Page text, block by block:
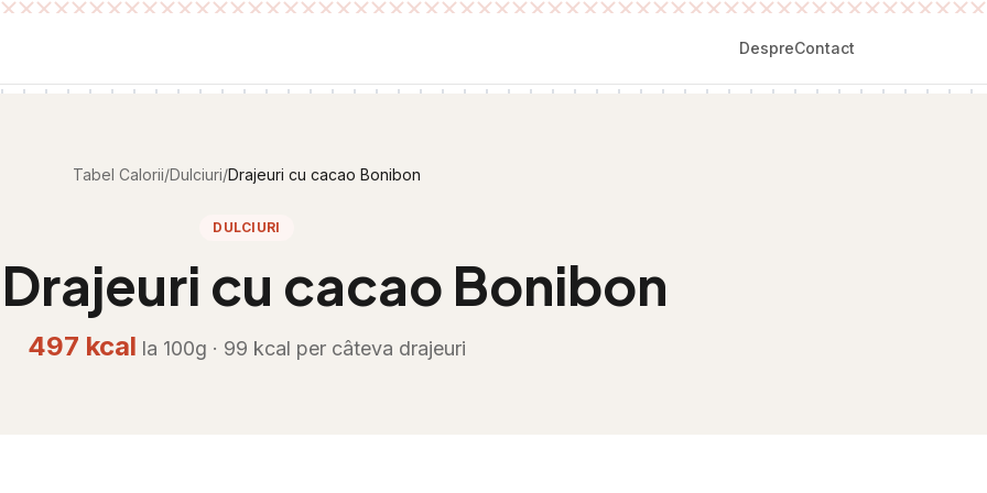
DespreContact
Tabel Calorii/Dulciuri/Drajeuri cu cacao Bonibon
DULCIURI
Drajeuri cu cacao Bonibon
497 kcal la 100g · 99 kcal per câteva drajeuri